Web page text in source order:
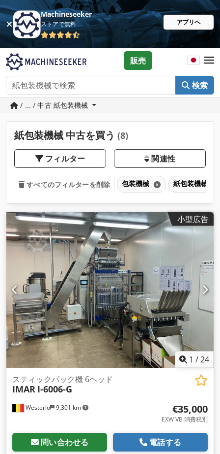
Machineseeker
ストアで無料 アプリへ
検索
販売
/ ... / 中古 紙包装機械
紙包装機械 中古を買う (8)
フィルター 関連性
すべてのフィルターを削除 包装機械 紙包装機械
小型広告
1 /24
Westerlo 9,301 km
スティックパック機 6ヘッド
IMAR I-6006-G
€35,000
EXW VB 消費税別
問い合わせる 電話する